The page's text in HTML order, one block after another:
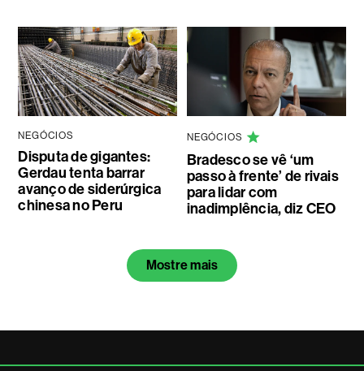
NEGÓCIOS
Disputa de gigantes:
Gerdau tenta barrar
avanço de siderúrgica
chinesa no Peru
NEGÓCIOS
Bradesco se vê ‘um
passo à frente’ de rivais
para lidar com
inadimplência, diz CEO
Mostre mais